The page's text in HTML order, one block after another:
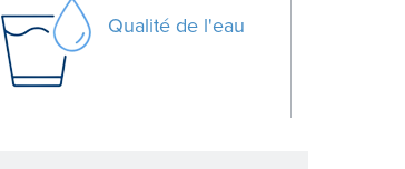
Qualité de l'eau